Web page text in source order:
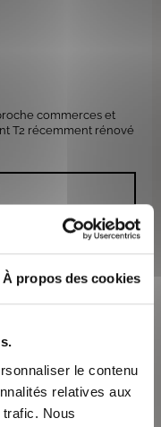
À propos des cookies
le contenu
relatives aux
Nous
commerces et
T2 récemment rénové